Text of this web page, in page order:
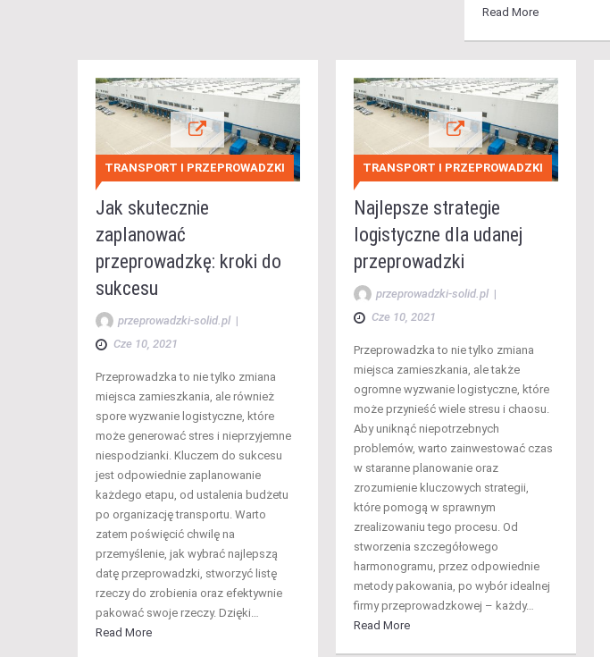
Read More
TRANSPORT I PRZEPROWADZKI
Jak skutecznie
zaplanować
przeprowadzkę: kroki do
sukcesu
przeprowadzki-solid.pl |
Cze 10, 2021
Przeprowadzka to nie tylko zmiana
miejsca zamieszkania, ale również
spore wyzwanie logistyczne, które
może generować stres i nieprzyjemne
niespodzianki. Kluczem do sukcesu
jest odpowiednie zaplanowanie
każdego etapu, od ustalenia budżetu
po organizację transportu. Warto
zatem poświęcić chwilę na
przemyślenie, jak wybrać najlepszą
datę przeprowadzki, stworzyć listę
rzeczy do zrobienia oraz efektywnie
pakować swoje rzeczy. Dzięki…
Read More
TRANSPORT I PRZEPROWADZKI
Najlepsze strategie
logistyczne dla udanej
przeprowadzki
przeprowadzki-solid.pl|
Cze 10, 2021
Przeprowadzka to nie tylko zmiana
miejsca zamieszkania, ale także
ogromne wyzwanie logistyczne, które
może przynieść wiele stresu i chaosu.
Aby uniknąć niepotrzebnych
problemów, warto zainwestować czas
w staranne planowanie oraz
zrozumienie kluczowych strategii,
które pomogą w sprawnym
zrealizowaniu tego procesu. Od
stworzenia szczegółowego
harmonogramu, przez odpowiednie
metody pakowania, po wybór idealnej
firmy przeprowadzkowej – każdy…
Read More